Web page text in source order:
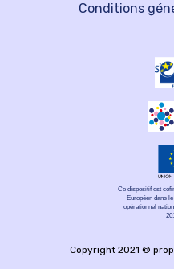
Conditions
Ce dispositif est
Européen dans
opérationnel
Copyright 2021 ©